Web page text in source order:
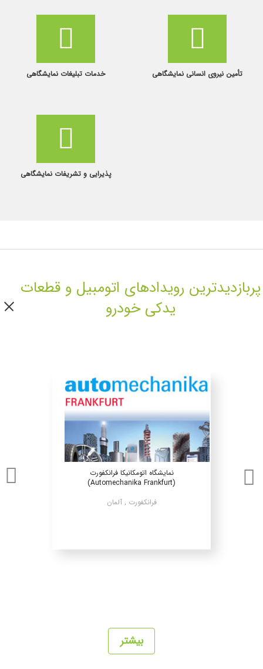
خدمات تبلیغات نمایشگاهی تأمین نیروی انسانی نمایشگاهی
پذیرایی و تشریفات نمایشگاهی
پربازدیدترین رویدادهای اتومبیل و قطعات
یدکی خودرو
نمایشگاه اتومکانیکا فرانکفورت
(Automechanika Frankfurt)
فرانکفورت , آلمان
بیشتر